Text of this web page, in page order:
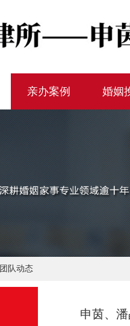
亲办案例 婚姻
团队动态
申茵、